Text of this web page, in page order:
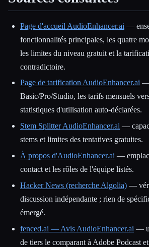
Page d'accueil AudioEnhancer.ai —
fonctionnalités principales, les quatre
les limites du niveau gratuit et la
contradictoire.
Page de tarification AudioEnhancer.ai —
Basic/Pro/Studio, les tarifs mensuels
statistiques d'utilisation auto-déclarées.
Stem Splitter AudioEnhancer.ai —
stems et limites des tentatives gratuites.
À propos d'AudioEnhancer.ai —
contact et les rôles de l'équipe listés.
Hacker News (recherche Algolia) —
discussion indépendante ; rien de
émergé.
fenced.ai — Avis AudioEnhancer.ai —
de tiers le comparant à Adobe Podcast